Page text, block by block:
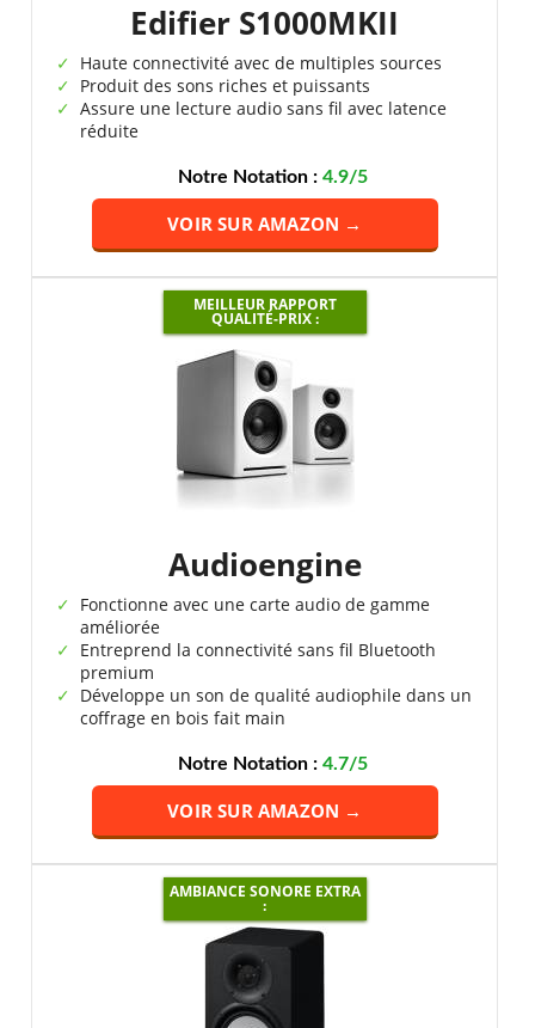
Edifier S1000MKII
Haute connectivité avec de multiples sources
Produit des sons riches et puissants
Assure une lecture audio sans fil avec latence
réduite
Notre Notation :4.9/5
VOIR SUR AMAZON →
MEILLEUR RAPPORT
QUALITÉ-PRIX :
Audioengine
Fonctionne avec une carte audio de gamme
améliorée
Entreprend la connectivité sans fil Bluetooth
premium
Développe un son de qualité audiophile dans un
coffrage en bois fait main
Notre Notation :4.7/5
VOIR SUR AMAZON →
AMBIANCE SONORE EXTRA
: